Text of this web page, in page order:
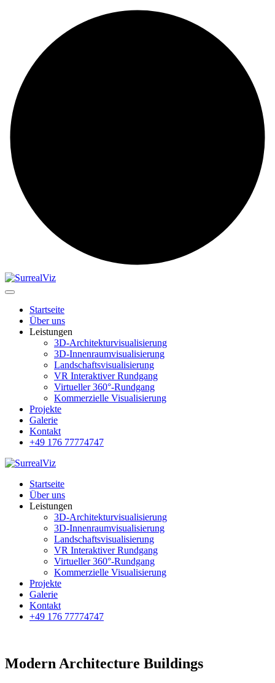
Startseite
Über uns
Leistungen
3D-Architekturvisualisierung
3D-Innenraumvisualisierung
Landschaftsvisualisierung
VR Interaktiver Rundgang
Virtueller 360°-Rundgang
Kommerzielle Visualisierung
Projekte
Galerie
Kontakt
+49 176 77774747
Startseite
Über uns
Leistungen
3D-Architekturvisualisierung
3D-Innenraumvisualisierung
Landschaftsvisualisierung
VR Interaktiver Rundgang
Virtueller 360°-Rundgang
Kommerzielle Visualisierung
Projekte
Galerie
Kontakt
+49 176 77774747
Modern Architecture Buildings